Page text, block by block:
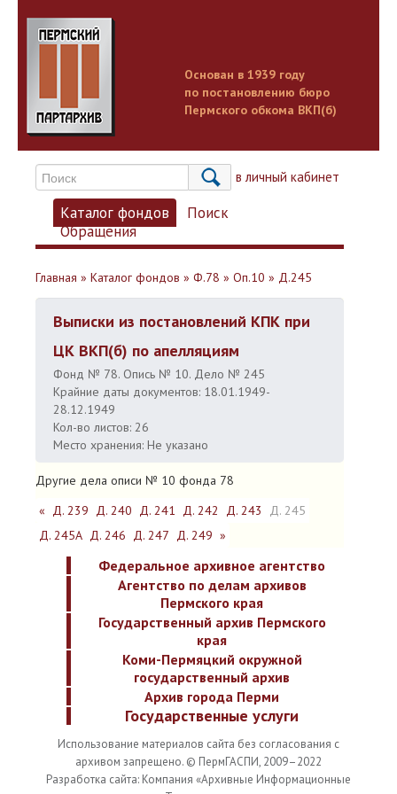
Основан в 1939 году
по постановлению бюро
Пермского обкома ВКП(б)
Вход в личный кабинет
Каталог фондов
Поиск
Обращения
Главная » Каталог фондов » Ф.78 » Оп.10 » Д.245
Выписки из постановлений КПК при
ЦК ВКП(б) по апелляциям
Фонд № 78. Опись № 10. Дело № 245
Крайние даты документов: 18.01.1949-
28.12.1949
Кол-во листов: 26
Место хранения: Не указано
Другие дела описи № 10 фонда 78
« Д. 239 Д. 240 Д. 241 Д. 242 Д. 243
Д. 245
Д. 245А Д. 246 Д. 247 Д. 249 »
Федеральное архивное агентство
Агентство по делам архивов
Пермского края
Государственный архив Пермского
края
Коми-Пермяцкий окружной
государственный архив
Архив города Перми
Государственные услуги
Использование материалов сайта без согласования с
архивом запрещено. © ПермГАСПИ, 2009–2022
Разработка сайта: Компания «Архивные Информационные